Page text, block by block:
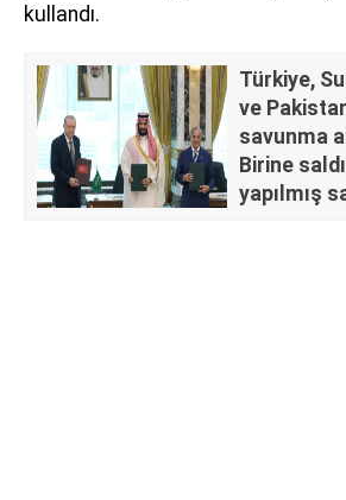
kullandı.
Türkiye,
ve
savunma
Birine
yapılmış